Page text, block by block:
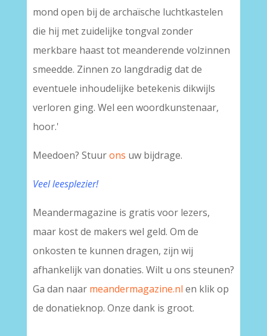
mond open bij de archaïsche luchtkastelen
die hij met zuidelijke tongval zonder
merkbare haast tot meanderende volzinnen
smeedde. Zinnen zo langdradig dat de
eventuele inhoudelijke betekenis dikwijls
verloren ging. Wel een woordkunstenaar,
hoor.'
Meedoen? Stuurons uw bijdrage.
Veel leesplezier!
Meandermagazine is gratis voor lezers,
maar kost de makers wel geld. Om de
onkosten te kunnen dragen, zijn wij
afhankelijk van donaties. Wilt u ons steunen?
Ga dan naar meandermagazine.nl en klik op
de donatieknop. Onze dank is groot.